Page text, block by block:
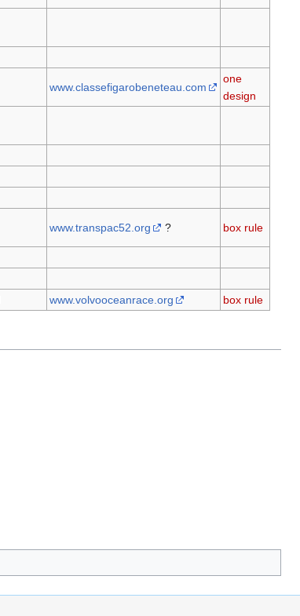
www.classefigarobeneteau.com
one
design
www.transpac52.org ? box rule
www.volvooceanrace.org box rule